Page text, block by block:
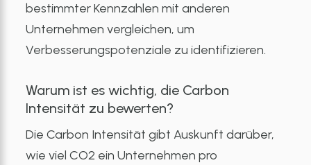
bestimmter Kennzahlen mit anderen
Unternehmen vergleichen, um
Verbesserungspotenziale zu identifizieren.
Warum ist es wichtig, die Carbon
Intensität zu bewerten?
Die Carbon Intensität gibt Auskunft darüber,
wie viel CO2 ein Unternehmen pro